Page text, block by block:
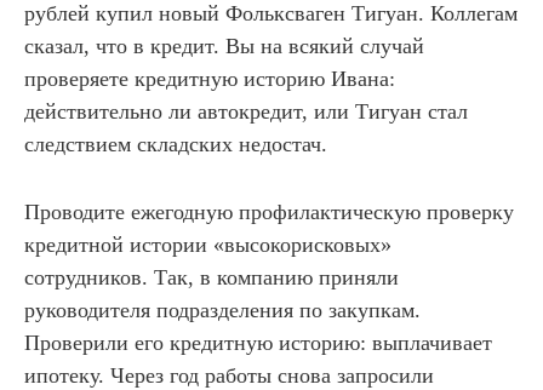
рублей купил новый Фольксваген Тигуан. Коллегам
сказал, что в кредит. Вы на всякий случай
проверяете кредитную историю Ивана:
действительно ли автокредит, или Тигуан стал
следствием складских недостач.
Проводите ежегодную профилактическую проверку
кредитной истории «высокорисковых»
сотрудников. Так, в компанию приняли
руководителя подразделения по закупкам.
Проверили его кредитную историю: выплачивает
ипотеку. Через год работы снова запросили